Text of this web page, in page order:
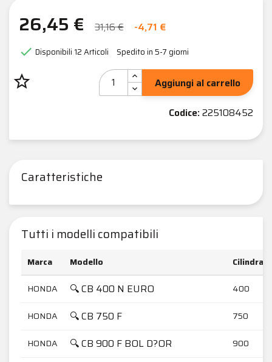
26,45 € 31,16 € -4,71 €
 Disponibili 12 Articoli Spedito in 5-7 giorni
star_border
Aggiungi al carrello
Codice:225108452
Caratteristiche
Tutti i modelli compatibili
Marca Modello
Cilindrata
HONDA
🔍 CB 400 N EURO 400
HONDA 🔍 CB 750 F 750
HONDA 🔍 CB 900 F BOL D?OR 900